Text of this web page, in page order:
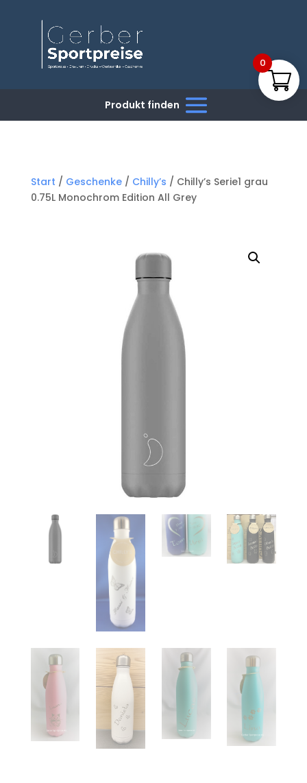
Start / Geschenke/ Chilly’s / Chilly’s Serie1 grau
0.75L Monochrom Edition All Grey
0